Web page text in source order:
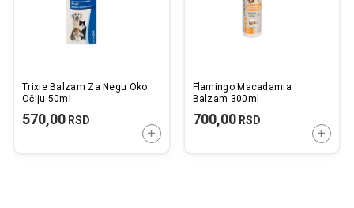
Trixie Balzam Za Negu Oko
Očiju 50ml
570,00 RSD
DODAJTE U KORPU
Flamingo Macadamia
Balzam 300ml
700,00RSD